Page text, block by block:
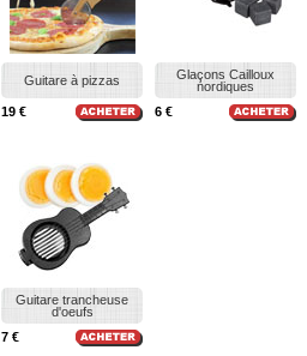
Guitare à pizzas
19 €
Glaçons Cailloux
nordiques
6 €
Guitare trancheuse
d'oeufs
7 €